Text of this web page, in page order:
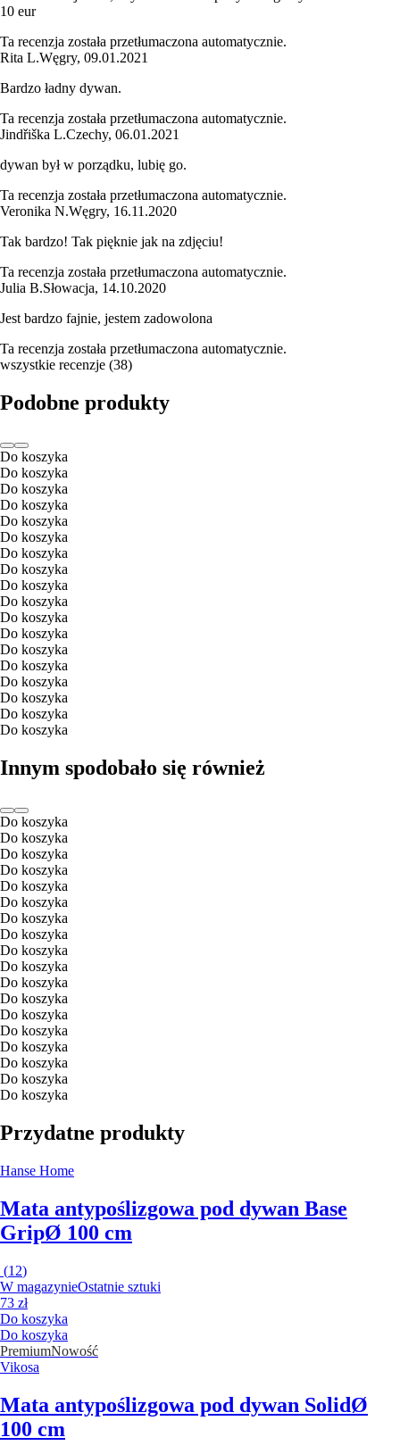
10 eur
Ta recenzja została przetłumaczona automatycznie.
Rita L.Węgry, 09.01.2021
Bardzo ładny dywan.
Ta recenzja została przetłumaczona automatycznie.
Jindřiška L.Czechy, 06.01.2021
dywan był w porządku, lubię go.
Ta recenzja została przetłumaczona automatycznie.
Veronika N.Węgry, 16.11.2020
Tak bardzo! Tak pięknie jak na zdjęciu!
Ta recenzja została przetłumaczona automatycznie.
Julia B.Słowacja, 14.10.2020
Jest bardzo fajnie, jestem zadowolona
Ta recenzja została przetłumaczona automatycznie.
wszystkie recenzje (38)
Podobne produkty
Do koszyka
Do koszyka
Do koszyka
Do koszyka
Do koszyka
Do koszyka
Do koszyka
Do koszyka
Do koszyka
Do koszyka
Do koszyka
Do koszyka
Do koszyka
Do koszyka
Do koszyka
Do koszyka
Do koszyka
Do koszyka
Innym spodobało się również
Do koszyka
Do koszyka
Do koszyka
Do koszyka
Do koszyka
Do koszyka
Do koszyka
Do koszyka
Do koszyka
Do koszyka
Do koszyka
Do koszyka
Do koszyka
Do koszyka
Do koszyka
Do koszyka
Do koszyka
Do koszyka
Przydatne produkty
Hanse Home
Mata antypoślizgowa pod dywan Base
GripØ 100 cm
(12)
W magazynieOstatnie sztuki
73 zł
Do koszyka
Do koszyka
PremiumNowość
Vikosa
Mata antypoślizgowa pod dywan SolidØ
100 cm